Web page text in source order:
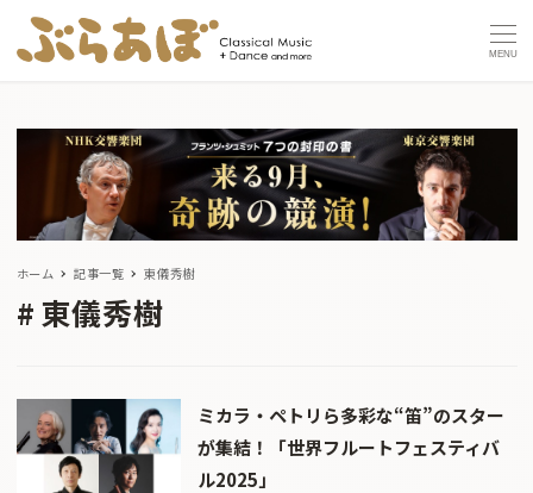
MENU
ホーム 記事一覧 東儀秀樹
東儀秀樹
ミカラ・ペトリら多彩な“笛”のスター
が集結！「世界フルートフェスティバ
ル2025」